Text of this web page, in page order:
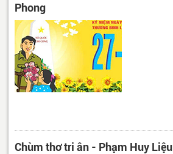
Phong
Chùm thơ tri ân - Phạm Huy Liệu